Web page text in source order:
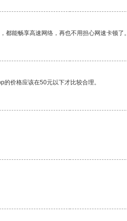
能畅享高速网络，再也不用担心网速卡顿了。
价格应该在50元以下才比较合理。